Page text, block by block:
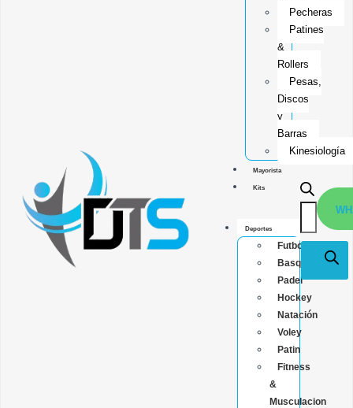
Pecheras
Patines
&
Rollers
Pesas,
Discos
y
Barras
Kinesiología
Mayorista
Kits
Deportes
Futbol
Basquet
Padel
Hockey
Natación
Voley
Patin
Fitness
&
Musculacion